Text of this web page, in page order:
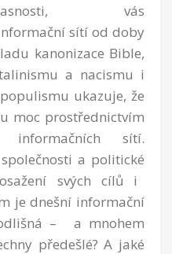
vás
sítí od doby
kanonizace Bible,
a nacismu i
ukazuje, že
moc prostřednictvím
informačních sítí.
a politické
svých cílů i
je dnešní informační
– a mnohem
předešlé? A jaké